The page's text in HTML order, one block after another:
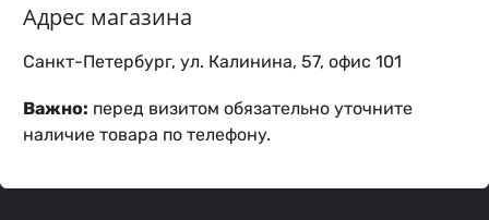
Адрес магазина
Санкт-Петербург, ул. Калинина, 57, офис 101
Важно: перед визитом обязательно уточните
наличие товара по телефону.